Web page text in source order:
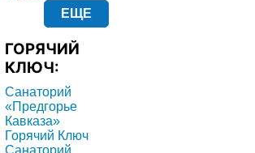
ЕЩЕ
ГОРЯЧИЙ
КЛЮЧ:
Санаторий
«Предгорье
Кавказа»
Горячий Ключ
Санаторий